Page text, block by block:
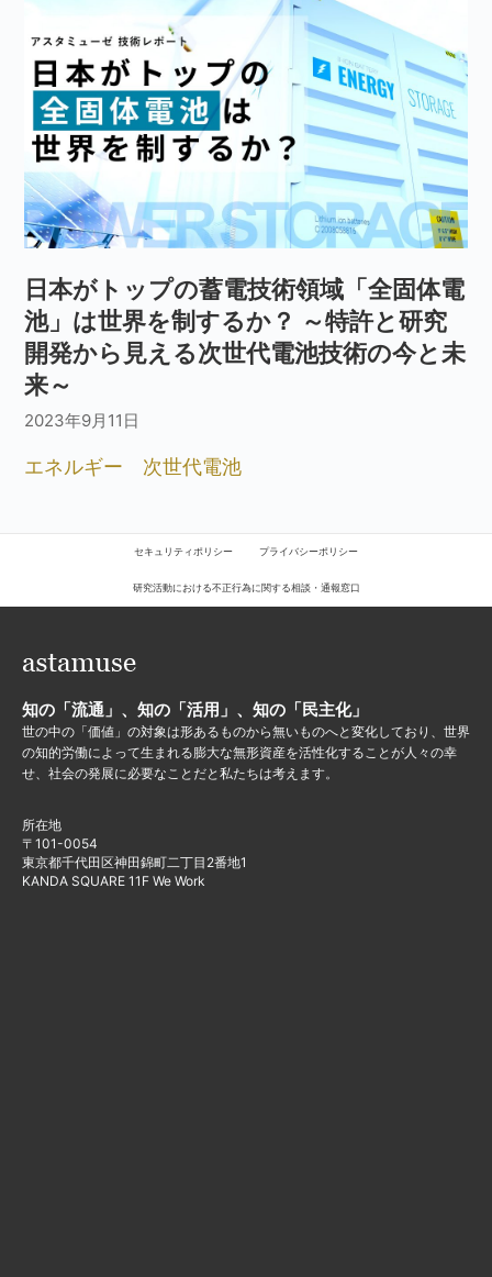
日本がトップの蓄電技術領域「全固体電
池」は世界を制するか？ ～特許と研究
開発から見える次世代電池技術の今と未
来～
2023年9月11日
エネルギー 次世代電池
セキュリティポリシー プライバシーポリシー
研究活動における不正行為に関する相談・通報窓口
知の「流通」、知の「活用」、知の「民主化」
世の中の「価値」の対象は形あるものから無いものへと変化しており、世界
の知的労働によって生まれる膨大な無形資産を活性化することが人々の幸
せ、社会の発展に必要なことだと私たちは考えます。
所在地
〒101-0054
東京都千代田区神田錦町二丁目2番地1
KANDA SQUARE 11F We Work